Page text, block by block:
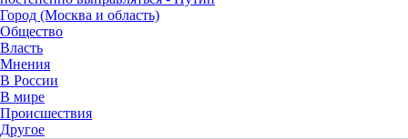
Город (Москва и область)
Общество
Власть
Мнения
В России
В мире
Происшествия
Другое